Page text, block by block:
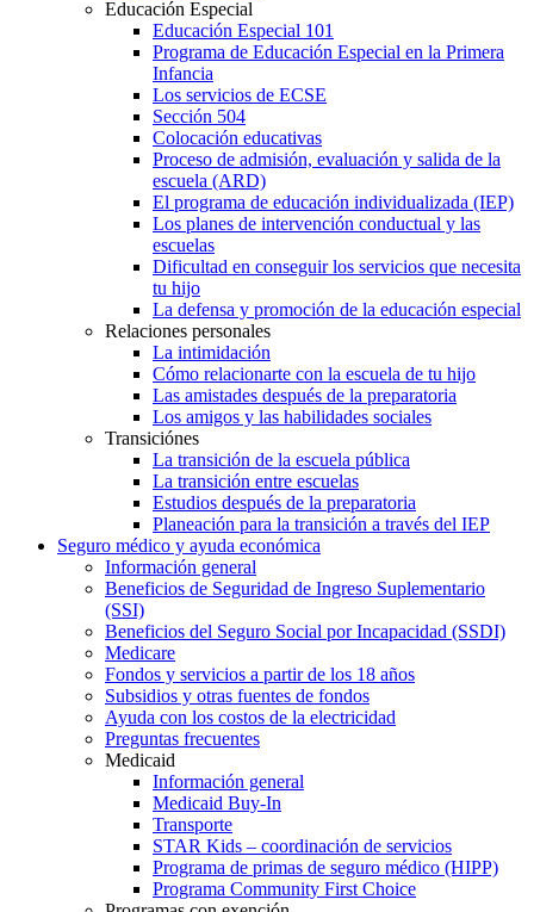
Educación Especial
Educación Especial 101
Programa de Educación Especial en la Primera
Infancia
Los servicios de ECSE
Sección 504
Colocación educativas
Proceso de admisión, evaluación y salida de la
escuela (ARD)
El programa de educación individualizada (IEP)
Los planes de intervención conductual y las
escuelas
Dificultad en conseguir los servicios que necesita
tu hijo
La defensa y promoción de la educación especial
Relaciones personales
La intimidación
Cómo relacionarte con la escuela de tu hijo
Las amistades después de la preparatoria
Los amigos y las habilidades sociales
Transiciónes
La transición de la escuela pública
La transición entre escuelas
Estudios después de la preparatoria
Planeación para la transición a través del IEP
Seguro médico y ayuda económica
Información general
Beneficios de Seguridad de Ingreso Suplementario
(SSI)
Beneficios del Seguro Social por Incapacidad (SSDI)
Medicare
Fondos y servicios a partir de los 18 años
Subsidios y otras fuentes de fondos
Ayuda con los costos de la electricidad
Preguntas frecuentes
Medicaid
Información general
Medicaid Buy-In
Transporte
STAR Kids – coordinación de servicios
Programa de primas de seguro médico (HIPP)
Programa Community First Choice